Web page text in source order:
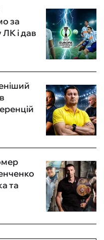
за
і дав
та